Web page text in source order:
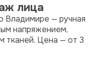
лица
Владимире — ручная
напряжением,
тканей. Цена — от 3